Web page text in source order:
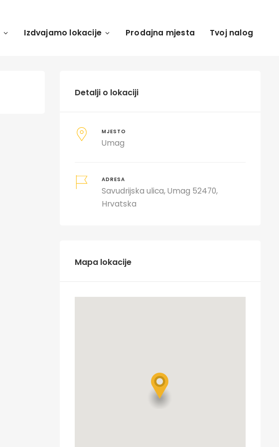
Izdvajamo lokacije Prodajna mjesta Tvoj nalog
Detalji o lokaciji
MJESTO
Umag
ADRESA
Savudrijska ulica, Umag 52470,
Hrvatska
Mapa lokacije